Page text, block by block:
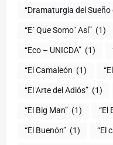
“Dramaturgia del Sueño
“E´ Que Somo´ Así” (1)
“Eco – UNICDA” (1)
“El Camaleón (1)
“El Arte del Adiós” (1)
“El Big Man” (1) “El
“El Buenón” (1) “El